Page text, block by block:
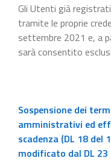
Gli Utenti già
tramite le proprie
settembre 2021 e, a
sarà consentito
Sospensione dei
amministrativi ed
scadenza (DL 18 del
modificato dal DL